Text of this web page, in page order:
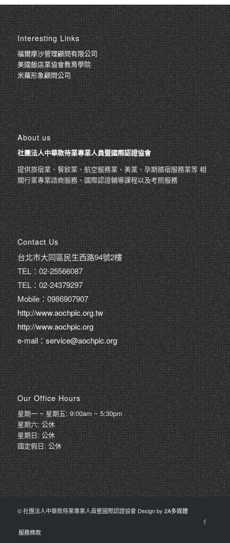
Interesting Links
福爾摩沙管理顧問有限公司
美國飯店業協會教育學院
米蘿形象顧問公司
About us
社團法人中華款待業專業人員暨國際認證協會
提供旅宿業、餐飲業、航空服務業、美業、孕期膳宿服務業等 相
關行業專業諮商服務、國際認證輔導課程以及考照服務
Contact Us
台北市大同區民生西路94號2樓
TEL：02-25566087
TEL：02-24379297
Mobile：0986907907
http://www.aochpic.org.tw
http://www.aochpic.org
e-mail：service@aochpic.org
Our Office Hours
星期一 ~ 星期五: 9:00am ~ 5:30pm
星期六: 公休
星期日: 公休
國定假日: 公休
© 社團法人中華款待業專業人員暨國際認證協會 Design by 2A多媒體
服務條款